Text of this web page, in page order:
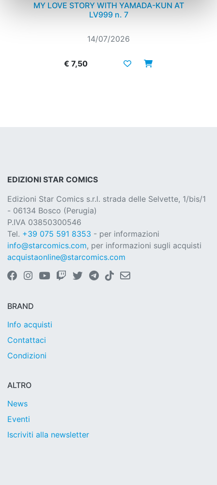
MY LOVE STORY WITH YAMADA-KUN AT
LV999 n. 7
14/07/2026
€ 7,50
EDIZIONI STAR COMICS
Edizioni Star Comics s.r.l. strada delle Selvette, 1/bis/1
- 06134 Bosco (Perugia)
P.IVA 03850300546
Tel. +39 075 591 8353 - per informazioni
info@starcomics.com, per informazioni sugli acquisti
acquistaonline@starcomics.com
BRAND
Info acquisti
Contattaci
Condizioni
ALTRO
News
Eventi
Iscriviti alla newsletter